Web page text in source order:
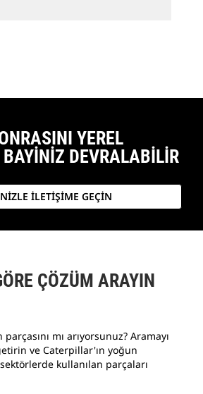
YEREL
DEVRALABİLİR
İLETİŞİME GEÇİN
ÇÖZÜM ARAYIN
mı arıyorsunuz? Aramayı
ve Caterpillar'ın yoğun
kullanılan parçaları